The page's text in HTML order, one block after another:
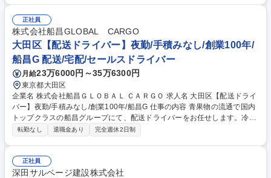
もとに、船主からお預りしている資金（預り金）の管理、及びその預り金
からの支出（担当工務監督の出張旅費や購入した船用品等）についての精
算業務を行っていただきます。 ・また、欧州で今年から始まる新たな環境
規制に対応するため、欧州に開設する金融商品取引口座の管理業務を行っ
ていただきます。 募集職種 ◆第二新卒歓迎◆【管理船の収支管理業務】
経理・財務の経験を活かせます！
正社員
株式会社船昌GLOBAL CARGO
大田区【配送ドライバー】夜勤/手積みなし/創業100年/
船昌G 配送/宅配/セールスドライバー
月給23万6000円～35万6300円
東京都大田区
企業名 株式会社船昌ＧＬＯＢＡＬ ＣＡＲＧＯ 求人名 大田区【配送ドライ
バー】夜勤/手積みなし/創業100年/船昌G 仕事の内容 青果物の流通で国内
トップクラスの船昌グループにて、配送ドライバーをお任せします。冷蔵
センターから大手スーパーの店舗やセンター、飲食店へ野菜や果物を安全
み手降ろし作業は一切なし■決められたルートでの配送および納品作業■入
社後は先輩による丁寧な同乗研修（横乗り）あり 季節ごとの需要予測が立
転勤なし 退職金あり 完全週休2日制
正社員
深田サルベージ建設株式会社